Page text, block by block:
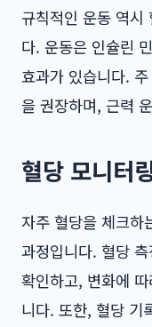
규칙적인 운동 역시
다. 운동은 인슐린
효과가 있습니다.
을 권장하며, 근력
혈당 모니터
자주 혈당을 체크하
과정입니다. 혈당
확인하고, 변화에
니다. 또한, 혈당 기